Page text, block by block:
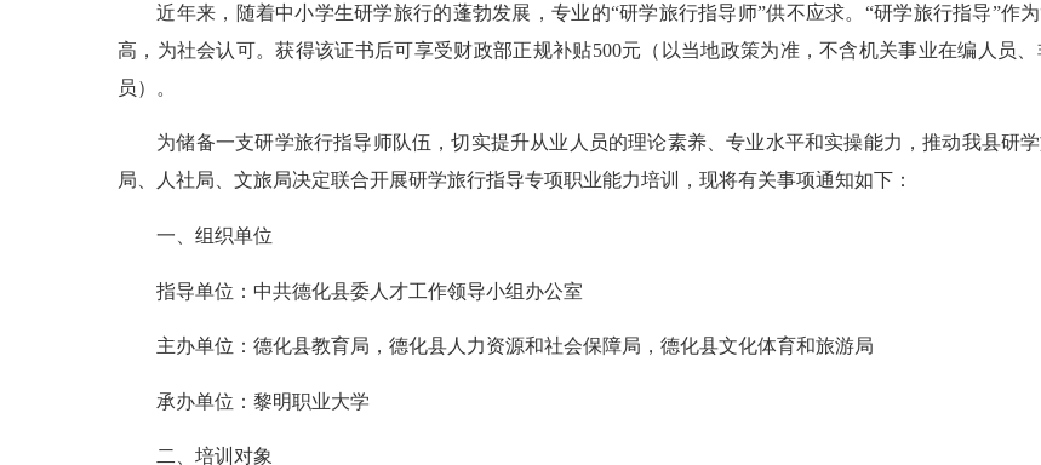
近年来，随着中小学生研学旅行的蓬勃发展，专业的“研学旅行指导师”供不应求。“研学旅行指导”作
高，为社会认可。获得该证书后可享受财政部正规补贴500元（以当地政策为准，不含机关事业在编人员
员）。
为储备一支研学旅行指导师队伍，切实提升从业人员的理论素养、专业水平和实操能力，推动我县研
局、人社局、文旅局决定联合开展研学旅行指导专项职业能力培训，现将有关事项通知如下：
一、组织单位
指导单位：中共德化县委人才工作领导小组办公室
主办单位：德化县教育局，德化县人力资源和社会保障局，德化县文化体育和旅游局
承办单位：黎明职业大学
二、培训对象